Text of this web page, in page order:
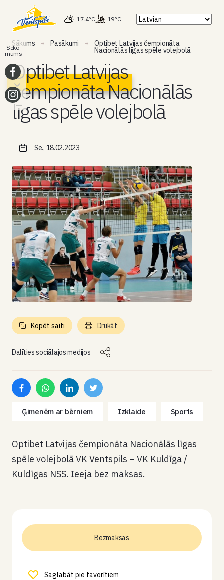
17.4°C 19°C
Sākums Pasākumi Optibet Latvijas čempionāta
Nacionālās līgas spēle volejbolā
Optibet Latvijas
čempionāta Nacionālās
līgas spēle volejbolā
Se., 18.02.2023
Dalīties sociālajos medijos
Kopēt saiti Drukāt
Ģimenēm ar bērniem Izklaide Sports
Optibet Latvijas čempionāta Nacionālās līgas
spēle volejbolā VK Ventspils – VK Kuldīga /
Kuldīgas NSS. Ieeja bez maksas.
Bezmaksas
Saglabāt pie favorītiem
Seko
mums